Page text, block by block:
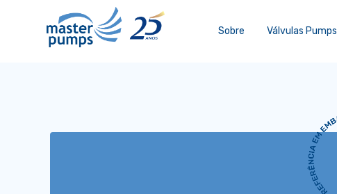
Sobre Válvulas Pumps